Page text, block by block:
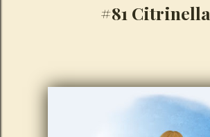
#81 Citrinella